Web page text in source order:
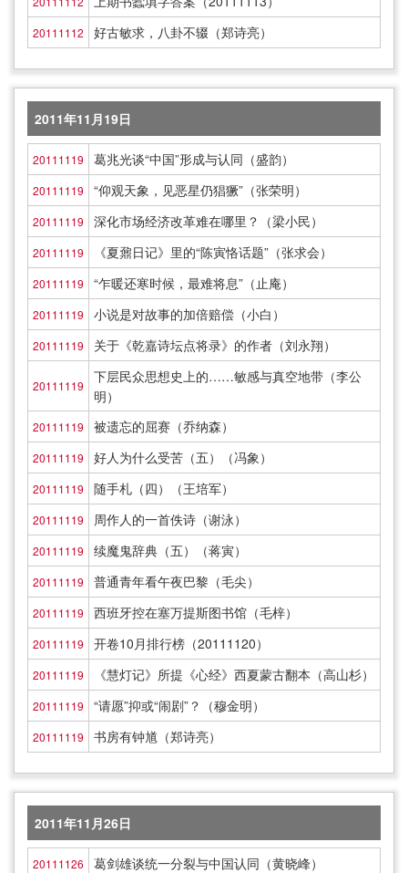
20111112 好古敏求，八卦不辍（郑诗亮）
2011年11月19日
20111119 葛兆光谈“中国”形成与认同（盛韵）
20111119 “仰观天象，见恶星仍猖獗”（张荣明）
20111119 深化市场经济改革难在哪里？（梁小民）
20111119 《夏鼐日记》里的“陈寅恪话题”（张求会）
20111119 “乍暖还寒时候，最难将息”（止庵）
20111119 小说是对故事的加倍赔偿（小白）
20111119 关于《乾嘉诗坛点将录》的作者（刘永翔）
20111119
下层民众思想史上的……敏感与真空地带（李公
明）
20111119 被遗忘的屈赛（乔纳森）
20111119 好人为什么受苦（五）（冯象）
20111119 随手札（四）（王培军）
20111119 周作人的一首佚诗（谢泳）
20111119 续魔鬼辞典（五）（蒋寅）
20111119 普通青年看午夜巴黎（毛尖）
20111119 西班牙控在塞万提斯图书馆（毛梓）
20111119 开卷10月排行榜（20111120）
20111119 《慧灯记》所提《心经》西夏蒙古翻本（高山杉）
20111119 “请愿”抑或“闹剧”？（穆金明）
20111119 书房有钟馗（郑诗亮）
2011年11月26日
20111126 葛剑雄谈统一分裂与中国认同（黄晓峰）